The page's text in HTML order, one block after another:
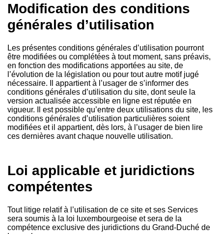
Modification des conditions
générales d’utilisation
Les présentes conditions générales d’utilisation pourront
être modifiées ou complétées à tout moment, sans préavis,
en fonction des modifications apportées au site, de
l’évolution de la législation ou pour tout autre motif jugé
nécessaire. Il appartient à l’usager de s’informer des
conditions générales d’utilisation du site, dont seule la
version actualisée accessible en ligne est réputée en
vigueur. Il est possible qu’entre deux utilisations du site, les
conditions générales d’utilisation particulières soient
modifiées et il appartient, dès lors, à l’usager de bien lire
ces dernières avant chaque nouvelle utilisation.
Loi applicable et juridictions
compétentes
Tout litige relatif à l’utilisation de ce site et ses Services
sera soumis à la loi luxembourgeoise et sera de la
compétence exclusive des juridictions du Grand-Duché de